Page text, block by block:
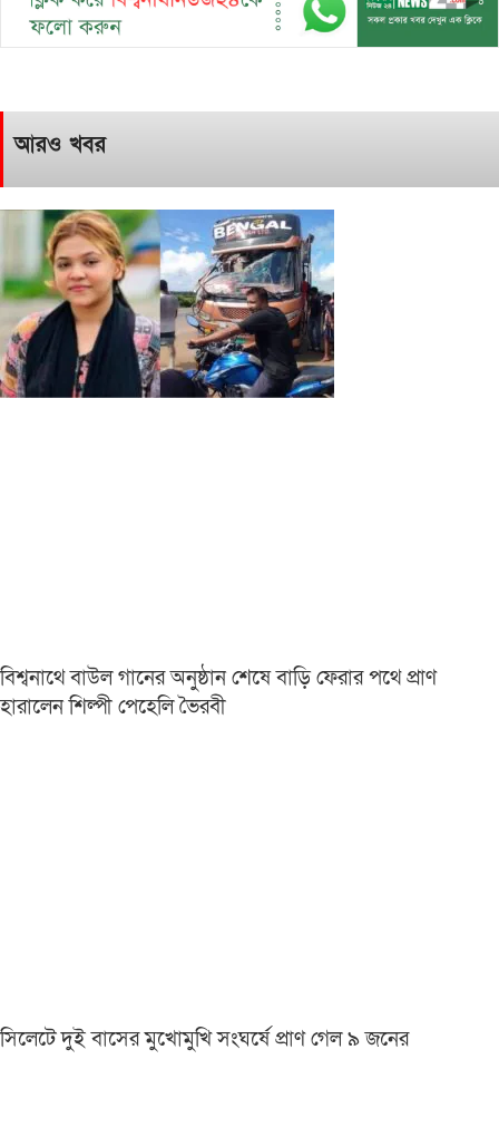
আরও খবর
বিশ্বনাথে বাউল গানের অনুষ্ঠান শেষে বাড়ি ফেরার পথে প্রাণ
হারালেন শিল্পী পেহেলি ভৈরবী
সিলেটে দুই বাসের মুখোমুখি সংঘর্ষে প্রাণ গেল ৯ জনের